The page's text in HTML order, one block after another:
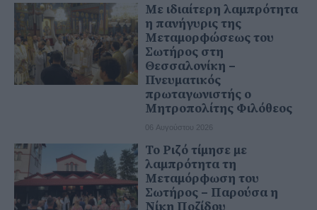
Με ιδιαίτερη λαμπρότητα
η πανήγυρις της
Μεταμορφώσεως του
Σωτήρος στη
Θεσσαλονίκη –
Πνευματικός
πρωταγωνιστής ο
Μητροπολίτης Φιλόθεος
06 Αυγούστου 2026
Το Ριζό τίμησε με
λαμπρότητα τη
Μεταμόρφωση του
Σωτήρος – Παρούσα η
Νίκη Ποζίδου